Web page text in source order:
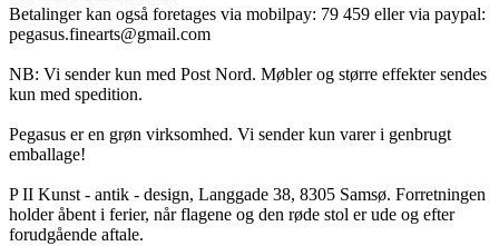
Betalinger kan også foretages via mobilpay: 79 459 eller via paypal:
pegasus.finearts@gmail.com
NB: Vi sender kun med Post Nord. Møbler og større effekter sendes
kun med spedition.
Pegasus er en grøn virksomhed. Vi sender kun varer i genbrugt
emballage!
P II Kunst - antik - design, Langgade 38, 8305 Samsø. Forretningen
holder åbent i ferier, når flagene og den røde stol er ude og efter
forudgående aftale.